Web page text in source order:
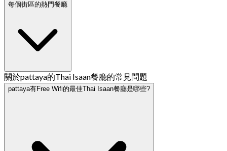
每個街區的熱門餐廳
關於pattaya的Thai Isaan餐廳的常見問題
pattaya有Free Wifi的最佳Thai Isaan餐廳是哪些?